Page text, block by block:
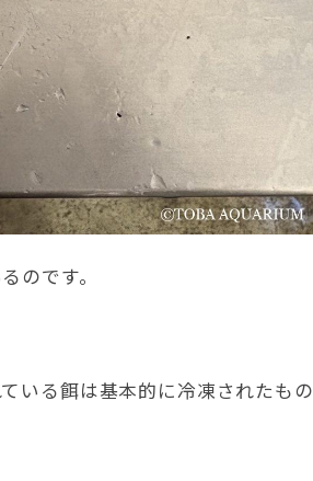
のです。
いる餌は基本的に冷凍されたもの